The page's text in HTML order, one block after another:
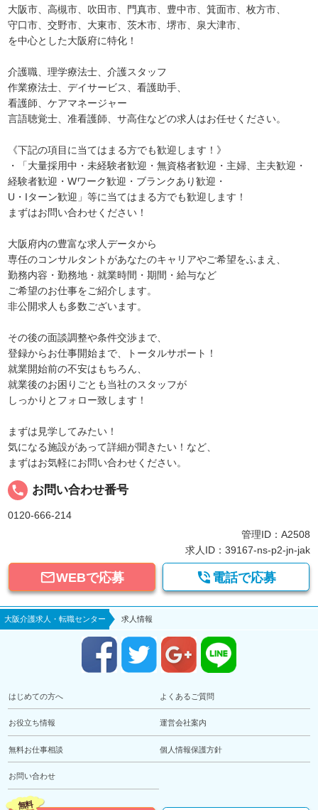
大阪市、高槻市、吹田市、門真市、豊中市、箕面市、枚方市、
守口市、交野市、大東市、茨木市、堺市、泉大津市、
を中心とした大阪府に特化！
介護職、理学療法士、介護スタッフ
作業療法士、デイサービス、看護助手、
看護師、ケアマネージャー
言語聴覚士、准看護師、サ高住などの求人はお任せください。
《下記の項目に当てはまる方でも歓迎します！》
・「大量採用中・未経験者歓迎・無資格者歓迎・主婦、主夫歓迎・
経験者歓迎・Wワーク歓迎・ブランクあり歓迎・
U・Iターン歓迎」等に当てはまる方でも歓迎します！
まずはお問い合わせください！
大阪府内の豊富な求人データから
専任のコンサルタントがあなたのキャリアやご希望をふまえ、
勤務内容・勤務地・就業時間・期間・給与など
ご希望のお仕事をご紹介します。
非公開求人も多数ございます。
その後の面談調整や条件交渉まで、
登録からお仕事開始まで、トータルサポート！
就業開始前の不安はもちろん、
就業後のお困りごとも当社のスタッフが
しっかりとフォロー致します！
まずは見学してみたい！
気になる施設があって詳細が聞きたい！など、
まずはお気軽にお問い合わせください。
local_phone お問い合わせ番号
0120-666-214
管理ID：A2508
求人ID：39167-ns-p2-jn-jak
WEBで応募  電話で応募
大阪介護求人・転職センター 求人情報
はじめての方へ よくあるご質問
お役立ち情報 運営会社案内
無料お仕事相談 個人情報保護方針
お問い合わせ
無料